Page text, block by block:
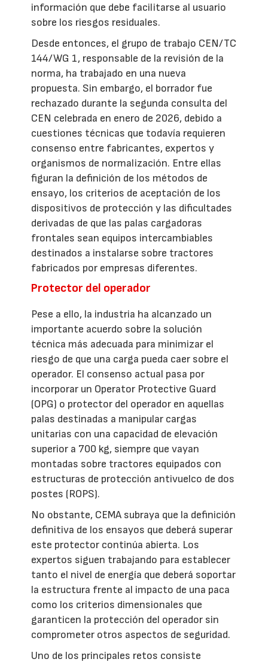
información que debe facilitarse al usuario
sobre los riesgos residuales.
Desde entonces, el grupo de trabajo CEN/TC
144/WG 1, responsable de la revisión de la
norma, ha trabajado en una nueva
propuesta. Sin embargo, el borrador fue
rechazado durante la segunda consulta del
CEN celebrada en enero de 2026, debido a
cuestiones técnicas que todavía requieren
consenso entre fabricantes, expertos y
organismos de normalización. Entre ellas
figuran la definición de los métodos de
ensayo, los criterios de aceptación de los
dispositivos de protección y las dificultades
derivadas de que las palas cargadoras
frontales sean equipos intercambiables
destinados a instalarse sobre tractores
fabricados por empresas diferentes.
Protector del operador
Pese a ello, la industria ha alcanzado un
importante acuerdo sobre la solución
técnica más adecuada para minimizar el
riesgo de que una carga pueda caer sobre el
operador. El consenso actual pasa por
incorporar un Operator Protective Guard
(OPG) o protector del operador en aquellas
palas destinadas a manipular cargas
unitarias con una capacidad de elevación
superior a 700 kg, siempre que vayan
montadas sobre tractores equipados con
estructuras de protección antivuelco de dos
postes (ROPS).
No obstante, CEMA subraya que la definición
definitiva de los ensayos que deberá superar
este protector continúa abierta. Los
expertos siguen trabajando para establecer
tanto el nivel de energía que deberá soportar
la estructura frente al impacto de una paca
como los criterios dimensionales que
garanticen la protección del operador sin
comprometer otros aspectos de seguridad.
Uno de los principales retos consiste